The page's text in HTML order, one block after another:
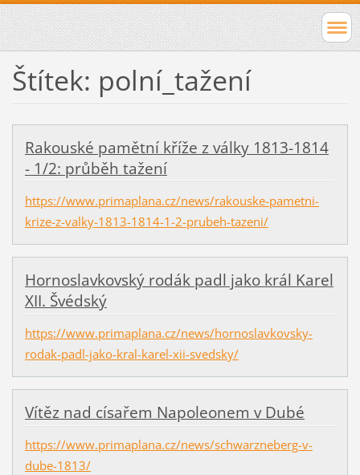
Štítek: polní_tažení
Rakouské pamětní kříže z války 1813-1814
- 1/2: průběh tažení
https://www.primaplana.cz/news/rakouske-pametni-
krize-z-valky-1813-1814-1-2-prubeh-tazeni/
Hornoslavkovský rodák padl jako král Karel
XII. Švédský
https://www.primaplana.cz/news/hornoslavkovsky-
rodak-padl-jako-kral-karel-xii-svedsky/
Vítěz nad císařem Napoleonem v Dubé
https://www.primaplana.cz/news/schwarzneberg-v-
dube-1813/